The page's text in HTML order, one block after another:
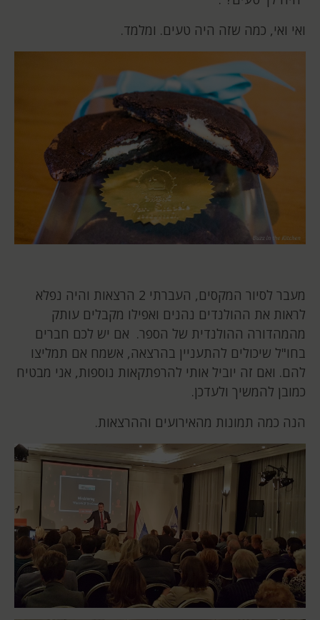
ואי ואי, כמה שזה היה טעים. ומלמד.
מעבר לסיור המקסים, העברתי 2 הרצאות והיה נפלא
לראות את ההולנדים נהנים ואפילו מקבלים עותק
מהמהדורה ההולנדית של הספר. אם יש לכם חברים
בחו"ל שיכולים להתעניין בהרצאה, אשמח אם תמליצו
להם. ואם זה יוביל אותי להרפתקאות נוספות, אני מבטיח
כמובן להמשיך ולעדכן.
הנה כמה תמונות מהאירועים וההרצאות.